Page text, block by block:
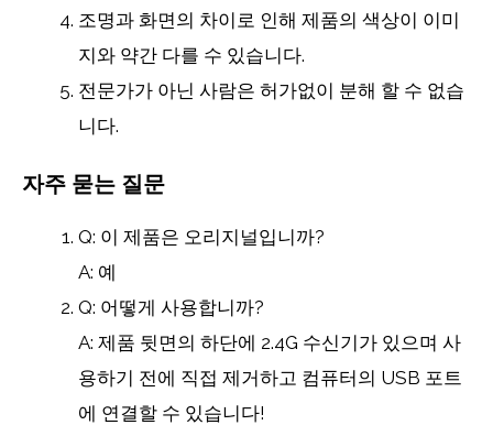
조명과 화면의 차이로 인해 제품의 색상이 이미
지와 약간 다를 수 있습니다.
전문가가 아닌 사람은 허가없이 분해 할 수 없습
니다.
자주 묻는 질문
Q: 이 제품은 오리지널입니까?
A: 예
Q: 어떻게 사용합니까?
A: 제품 뒷면의 하단에 2.4G 수신기가 있으며 사
용하기 전에 직접 제거하고 컴퓨터의 USB 포트
에 연결할 수 있습니다!